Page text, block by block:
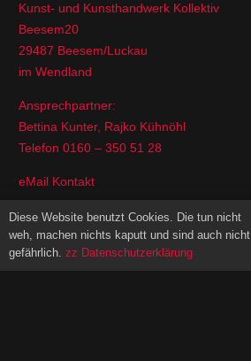
Kunst- und Kunsthandwerk Kollektiv
Beesem20
29487 Beesem/Luckau
im Wendland
Ansprechpartner:
Bettina Kunter, Rajko Kühnöhl
Telefon 0160 – 350 51 28
eMail Kontakt
Impressum
Anbieterkennzeichnung
Diese Website benutzt Cookies. Die tun nicht
weh, machen nichts kaputt und sind auch nicht
gefährlich. zz Datenschutzerklärung